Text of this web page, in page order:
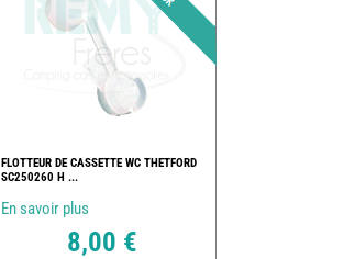
FLOTTEUR DE CASSETTE WC THETFORD
SC250260 H ...
En savoir plus
8,00 €